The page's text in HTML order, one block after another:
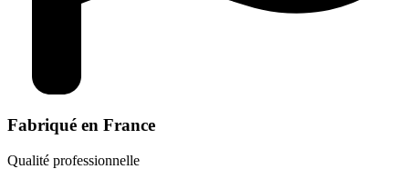
Fabriqué en France
Qualité professionnelle